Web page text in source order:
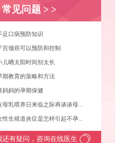
常见问题 > >
足口病预防知识
宫颈癌可以预防和控制
儿晒太阳时间别太长
期教育的策略和方法
妈妈的孕期保健
母乳喂养日来临之际再谈谈母...
性生殖道炎症是怎样引起不孕...
还有疑问，咨询在线医生